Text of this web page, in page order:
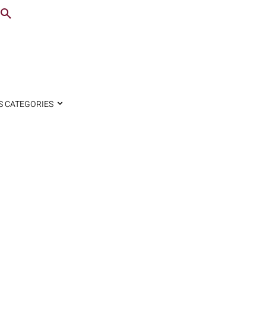
CATEGORIES